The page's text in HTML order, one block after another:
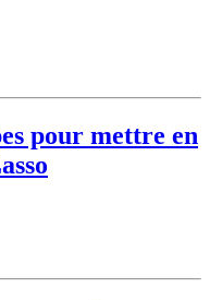
pour mettre en